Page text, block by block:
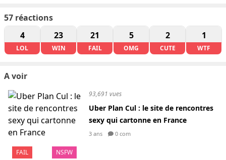
57 réactions
4
LOL
23
WIN
21
FAIL
5
OMG
2
CUTE
1
WTF
A voir
FAIL NSFW
93,691 vues
Uber Plan Cul : le site de rencontres
sexy qui cartonne en France
3 ans 0 com